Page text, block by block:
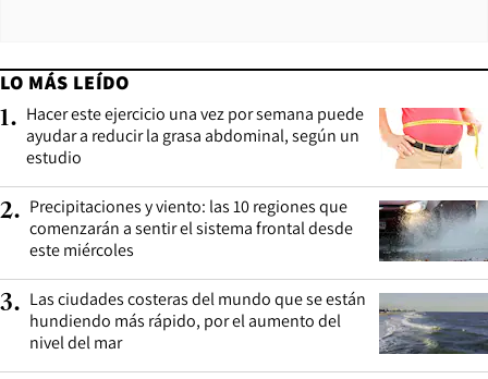
LO MÁS LEÍDO
1. Hacer este ejercicio una vez por semana puede
ayudar a reducir la grasa abdominal, según un
estudio
2. Precipitaciones y viento: las 10 regiones que
comenzarán a sentir el sistema frontal desde
este miércoles
3. Las ciudades costeras del mundo que se están
hundiendo más rápido, por el aumento del
nivel del mar